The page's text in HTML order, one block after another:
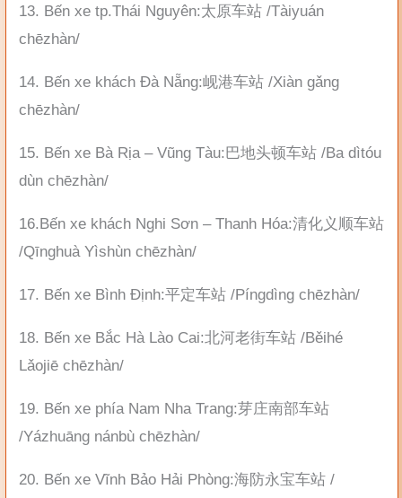
13. Bến xe tp.Thái Nguyên:太原车站 /Tàiyuán
chēzhàn/
14. Bến xe khách Đà Nẵng:岘港车站 /Xiàn gǎng
chēzhàn/
15. Bến xe Bà Rịa – Vũng Tàu:巴地头顿车站 /Ba dìtóu
dùn chēzhàn/
16.Bến xe khách Nghi Sơn – Thanh Hóa:清化义顺车站
/Qīnghuà Yìshùn chēzhàn/
17. Bến xe Bình Định:平定车站 /Píngdìng chēzhàn/
18. Bến xe Bắc Hà Lào Cai:北河老街车站 /Běihé
Lǎojiē chēzhàn/
19. Bến xe phía Nam Nha Trang:芽庄南部车站
/Yázhuāng nánbù chēzhàn/
20. Bến xe Vĩnh Bảo Hải Phòng:海防永宝车站 /